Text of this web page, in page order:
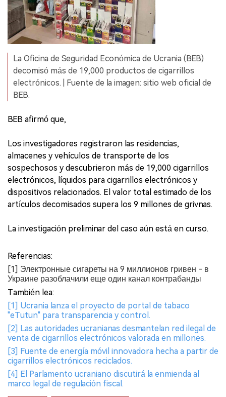
La Oficina de Seguridad Económica de Ucrania (BEB)
decomisó más de 19,000 productos de cigarrillos
electrónicos. | Fuente de la imagen: sitio web oficial de
BEB.
BEB afirmó que,
Los investigadores registraron las residencias,
almacenes y vehículos de transporte de los
sospechosos y descubrieron más de 19,000 cigarrillos
electrónicos, líquidos para cigarrillos electrónicos y
dispositivos relacionados. El valor total estimado de los
artículos decomisados supera los 9 millones de grivnas.
La investigación preliminar del caso aún está en curso.
Referencias:
[1] Электронные сигареты на 9 миллионов гривен - в
Украине разоблачили еще один канал контрабанды
También lea:
[1] Ucrania lanza el proyecto de portal de tabaco
"eTutun" para transparencia y control.
[2] Las autoridades ucranianas desmantelan red ilegal de
venta de cigarrillos electrónicos valorada en millones.
[3] Fuente de energía móvil innovadora hecha a partir de
cigarrillos electrónicos reciclados.
[4] El Parlamento ucraniano discutirá la enmienda al
marco legal de regulación fiscal.